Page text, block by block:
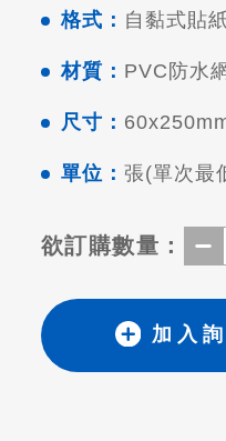
格式： 自黏式貼
材質： PVC防水
尺寸：
單位： 張(單次最
欲訂購數量：
加 入